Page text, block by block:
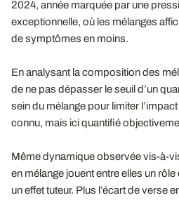
2024, année marquée par une
exceptionnelle, où les mélanges
de symptômes en moins.
En analysant la composition des
de ne pas dépasser le seuil d’un
sein du mélange pour limiter
connu, mais ici quantifié
Même dynamique observée vis-à-
en mélange jouent entre elles un
un effet tuteur. Plus l’écart de verse